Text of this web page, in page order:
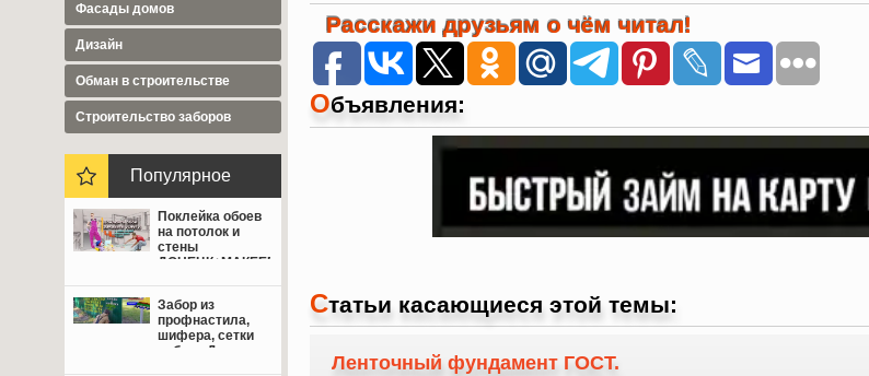
Расскажи друзьям о чём читал!
Объявления:
Статьи касающиеся этой темы:
Ленточный фундамент ГОСТ.
Фасады домов
Дизайн
Обман в строительстве
Cтроительство заборов
Популярное
Поклейка обоев
на потолок и
стены
ДОНЕЦК+МАКЕЕВКА
Забор из
профнастила,
шифера, сетки
рабица Донецк,